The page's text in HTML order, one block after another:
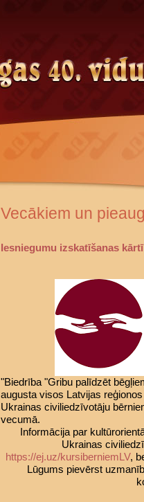
Vecākiem un
Iesniegumu izskatīšanas
"Biedrība "Gribu palīdzēt
augusta visos Latvijas
Ukrainas civiliedzīvotāju
vecumā.
Informācija par
Ukrainas
https://ej.uz/kursiberniemLV,
Lūgums pievērst